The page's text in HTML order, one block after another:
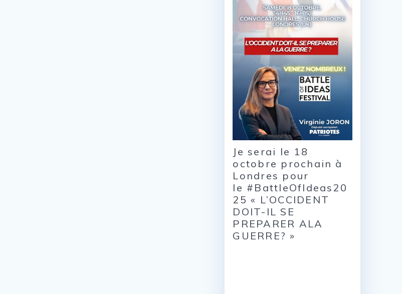
Je serai le 18
octobre prochain à
Londres pour
le #BattleOfIdeas20
25 « L’OCCIDENT
DOIT-IL SE
PREPARER ALA
GUERRE? »